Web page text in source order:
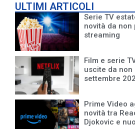
ULTIMI ARTICOLI
Serie TV
novità da non
streaming
Film e serie
uscite da
settembre
Prime Video
novità tra
Djokovic e